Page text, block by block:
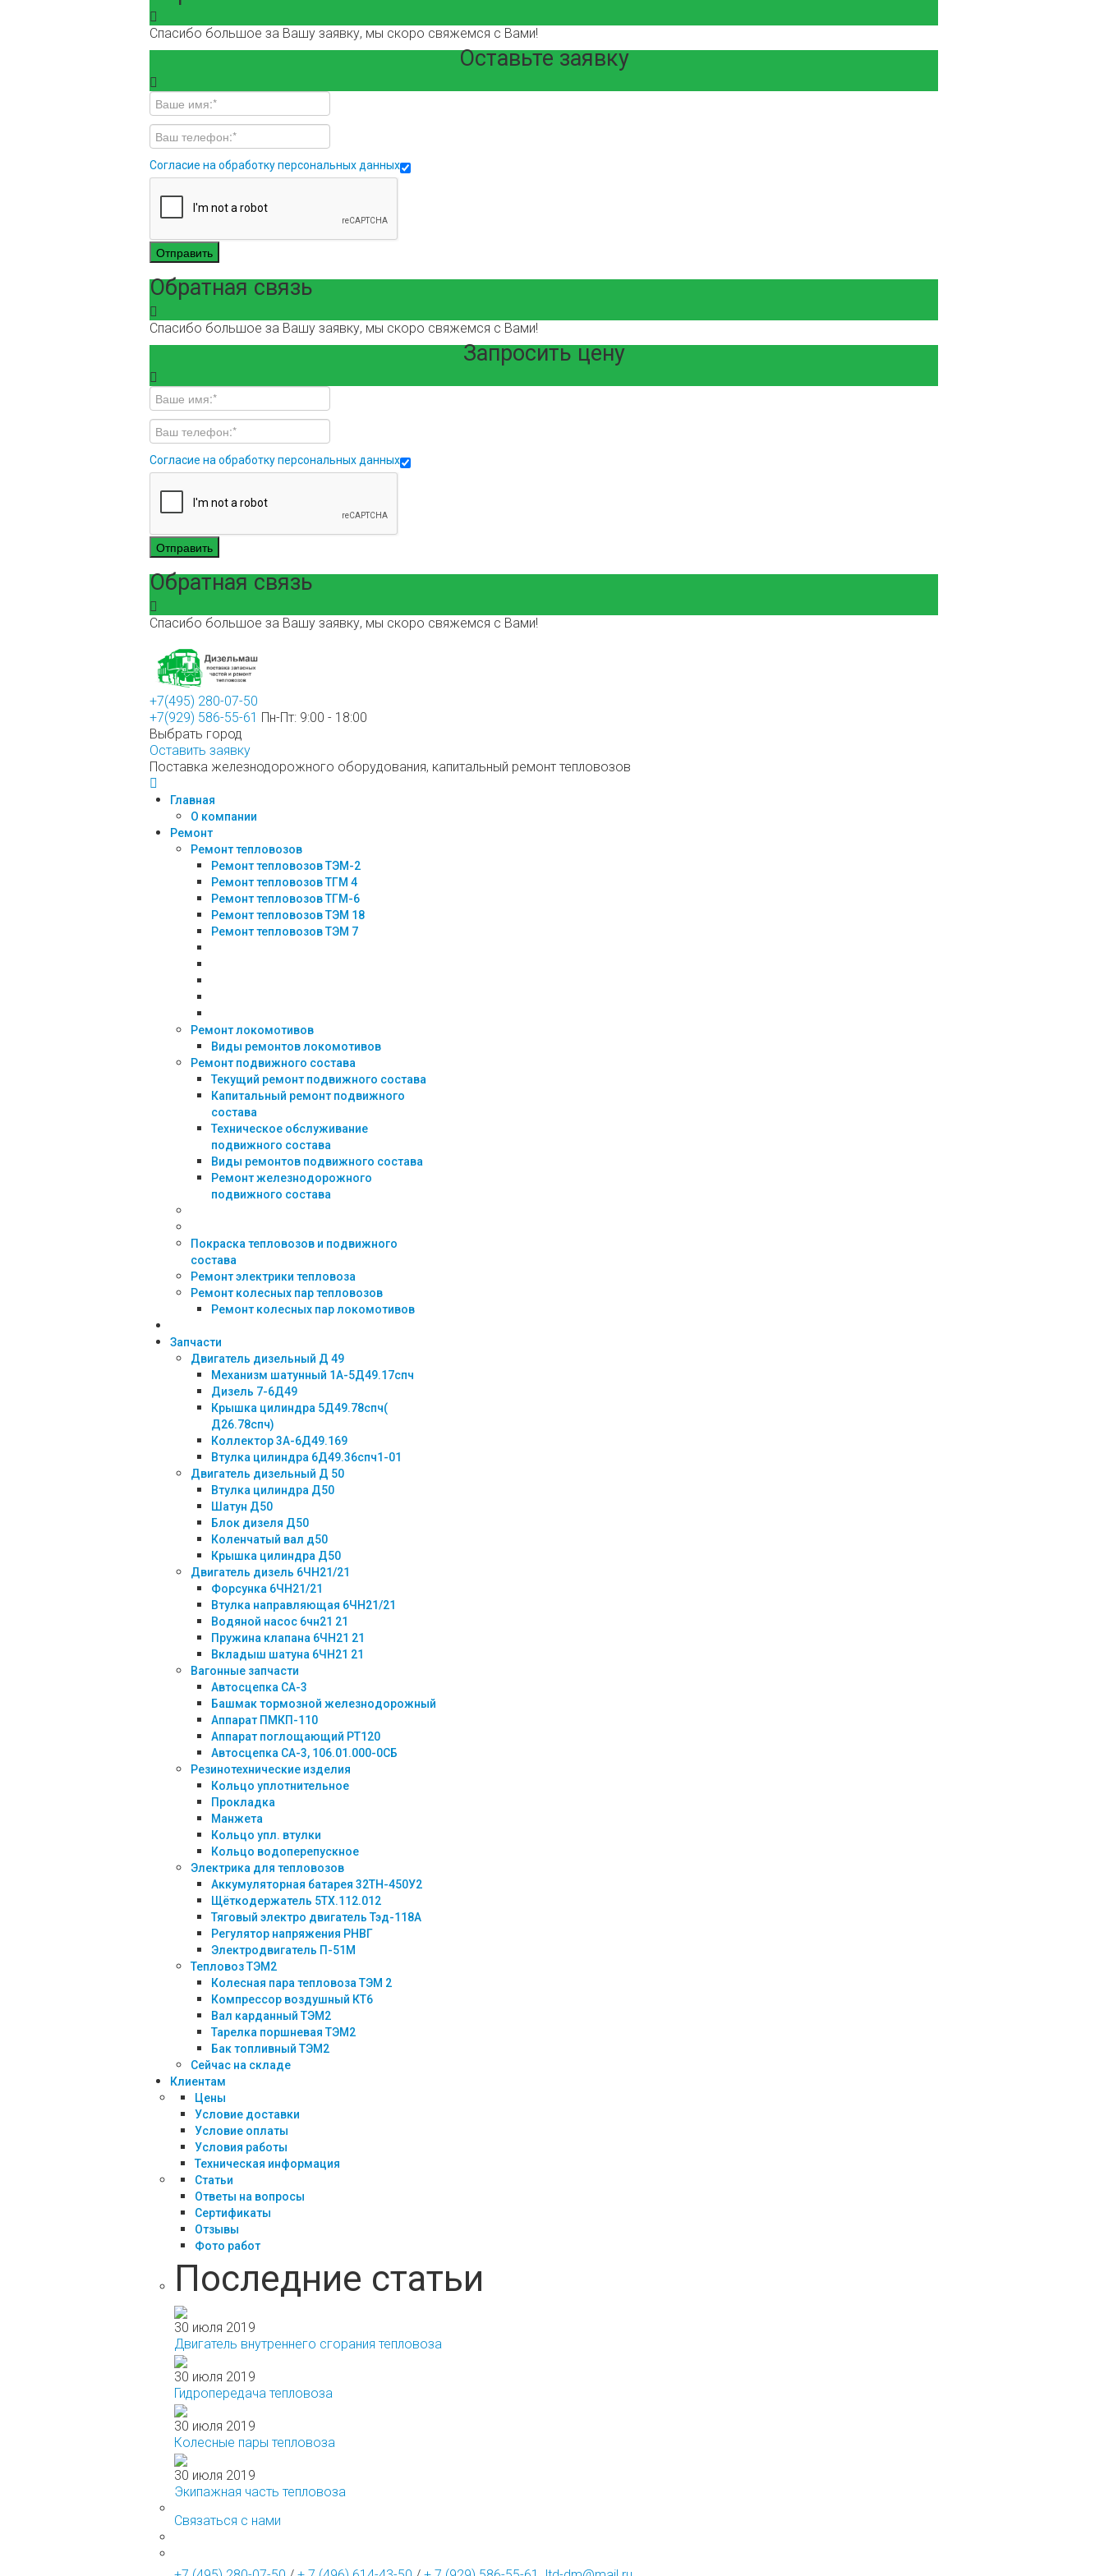
Спасибо большое за Вашу заявку, мы скоро свяжемся с Вами!
Оставьте заявку
Согласие на обработку персональных данных
Отправить
Обратная связь
Спасибо большое за Вашу заявку, мы скоро свяжемся с Вами!
Запросить цену
Согласие на обработку персональных данных
Отправить
Обратная связь
Спасибо большое за Вашу заявку, мы скоро свяжемся с Вами!
+7(495) 280-07-50
+7(929) 586-55-61 Пн-Пт: 9:00 - 18:00
Выбрать город
Оставить заявку
Поставка железнодорожного оборудования, капитальный ремонт тепловозов
Главная
О компании
Ремонт
Ремонт тепловозов
Ремонт тепловозов ТЭМ-2
Ремонт тепловозов ТГМ 4
Ремонт тепловозов ТГМ-6
Ремонт тепловозов ТЭМ 18
Ремонт тепловозов ТЭМ 7
Ремонт локомотивов
Виды ремонтов локомотивов
Ремонт подвижного состава
Текущий ремонт подвижного состава
Капитальный ремонт подвижного
состава
Техническое обслуживание
подвижного состава
Виды ремонтов подвижного состава
Ремонт железнодорожного
подвижного состава
Покраска тепловозов и подвижного
состава
Ремонт электрики тепловоза
Ремонт колесных пар тепловозов
Ремонт колесных пар локомотивов
Запчасти
Двигатель дизельный Д 49
Механизм шатунный 1А-5Д49.17спч
Дизель 7-6Д49
Крышка цилиндра 5Д49.78спч(
Д26.78спч)
Коллектор 3А-6Д49.169
Втулка цилиндра 6Д49.36спч1-01
Двигатель дизельный Д 50
Втулка цилиндра Д50
Шатун Д50
Блок дизеля Д50
Коленчатый вал д50
Крышка цилиндра Д50
Двигатель дизель 6ЧН21/21
Форсунка 6ЧН21/21
Втулка направляющая 6ЧН21/21
Водяной насос 6чн21 21
Пружина клапана 6ЧН21 21
Вкладыш шатуна 6ЧН21 21
Вагонные запчасти
Автосцепка СА-3
Башмак тормозной железнодорожный
Аппарат ПМКП-110
Аппарат поглощающий РТ120
Автосцепка СА-3, 106.01.000-0СБ
Резинотехнические изделия
Кольцо уплотнительное
Прокладка
Манжета
Кольцо упл. втулки
Кольцо водоперепускное
Электрика для тепловозов
Аккумуляторная батарея 32ТН-450У2
Щёткодержатель 5ТХ.112.012
Тяговый электро двигатель Тэд-118А
Регулятор напряжения РНВГ
Электродвигатель П-51М
Тепловоз ТЭМ2
Колесная пара тепловоза ТЭМ 2
Компрессор воздушный КТ6
Вал карданный ТЭМ2
Тарелка поршневая ТЭМ2
Бак топливный ТЭМ2
Сейчас на складе
Клиентам
Цены
Условие доставки
Условие оплаты
Условия работы
Техническая информация
Статьи
Ответы на вопросы
Сертификаты
Отзывы
Фото работ
Последние статьи
30 июля 2019
Двигатель внутреннего сгорания тепловоза
30 июля 2019
Гидропередача тепловоза
30 июля 2019
Колесные пары тепловоза
30 июля 2019
Экипажная часть тепловоза
Связаться с нами